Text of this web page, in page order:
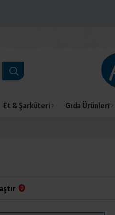
Et & Şarküteri Gıda Ürünleri
0